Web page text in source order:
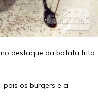
destaque da batata frita
pois os burgers e a